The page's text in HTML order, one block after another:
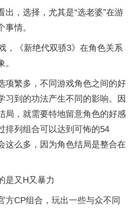
出，选择，尤其是“选老婆”在游
情。
，《新绝代双骄3》在角色关系
项繁多，不同游戏角色之间的好
习到的功法产生不同的影响。因
局，就需要特地留意角色的好感
排列组合可以达到可怖的54
这么多，因为角色结局是整合在
是又H又暴力
方CP组合，玩出一些与众不同